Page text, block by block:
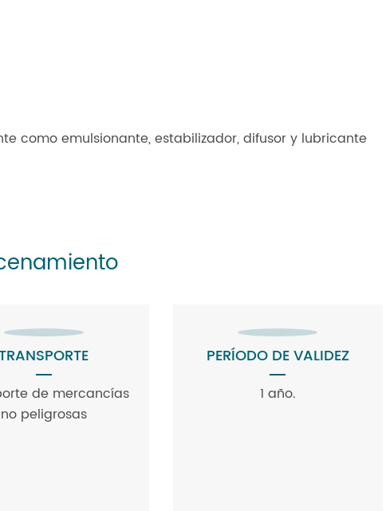
como emulsionante, estabilizador, difusor y lubricante
de mercancías
no peligrosas
PERÍODO DE VALIDEZ
1 año.